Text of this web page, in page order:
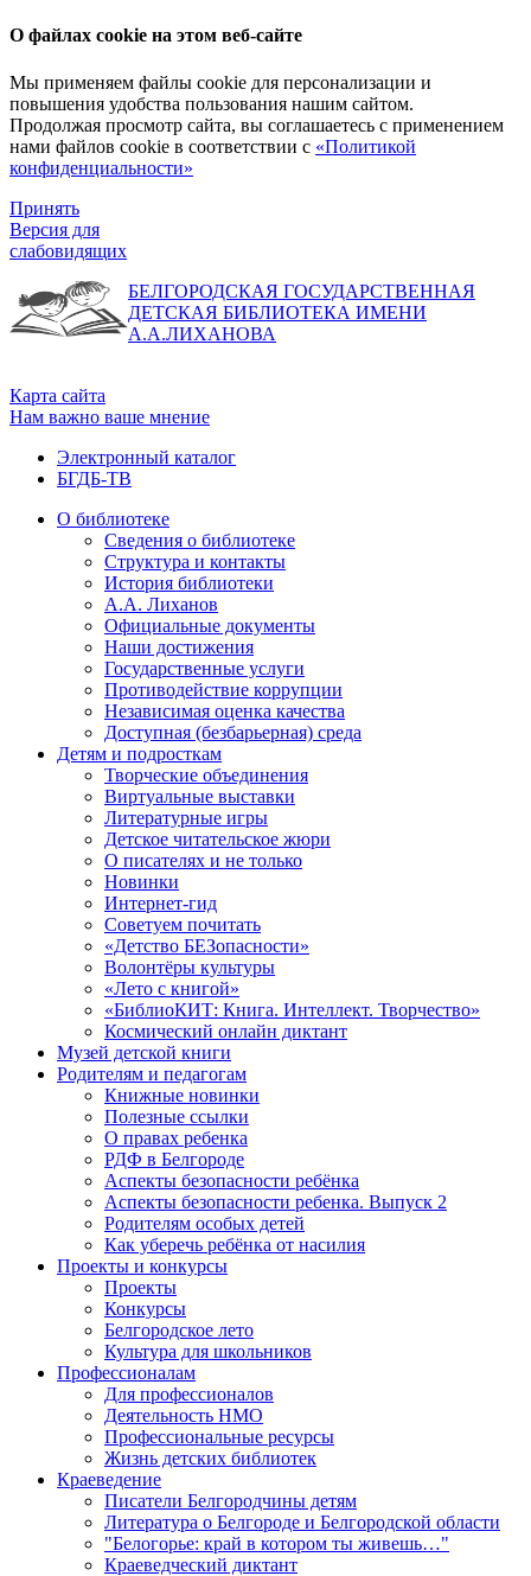
О файлах cookie на этом веб-сайте
Мы применяем файлы cookie для персонализации и
повышения удобства пользования нашим сайтом.
Продолжая просмотр сайта, вы соглашаетесь с применением
нами файлов cookie в соответствии с «Политикой
конфиденциальности»
Принять
Версия для
слабовидящих
БЕЛГОРОДСКАЯ ГОСУДАРСТВЕННАЯ
ДЕТСКАЯ БИБЛИОТЕКА ИМЕНИ
А.А.ЛИХАНОВА
Карта сайта
Нам важно ваше мнение
Электронный каталог
БГДБ-ТВ
О библиотеке
Сведения о библиотеке
Структура и контакты
История библиотеки
А.А. Лиханов
Официальные документы
Наши достижения
Государственные услуги
Противодействие коррупции
Независимая оценка качества
Доступная (безбарьерная) среда
Детям и подросткам
Творческие объединения
Виртуальные выставки
Литературные игры
Детское читательское жюри
О писателях и не только
Новинки
Интернет-гид
Советуем почитать
«Детство БЕЗопасности»
Волонтёры культуры
«Лето с книгой»
«БиблиоКИТ: Книга. Интеллект. Творчество»
Космический онлайн диктант
Музей детской книги
Родителям и педагогам
Книжные новинки
Полезные ссылки
О правах ребенка
РДФ в Белгороде
Аспекты безопасности ребёнка
Аспекты безопасности ребенка. Выпуск 2
Родителям особых детей
Как уберечь ребёнка от насилия
Проекты и конкурсы
Проекты
Конкурсы
Белгородское лето
Культура для школьников
Профессионалам
Для профессионалов
Деятельность НМО
Профессиональные ресурсы
Жизнь детских библиотек
Краеведение
Писатели Белгородчины детям
Литература о Белгороде и Белгородской области
"Белогорье: край в котором ты живешь…"
Краеведческий диктант